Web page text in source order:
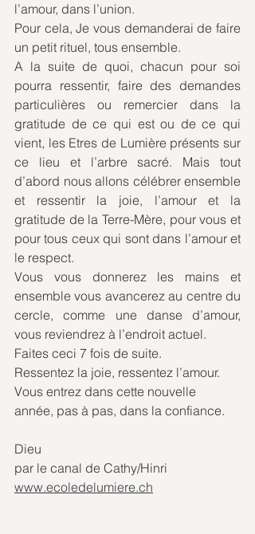
l’amour, dans l’union.
Pour cela, Je vous demanderai de faire
un petit rituel, tous ensemble.
A la suite de quoi, chacun pour soi
pourra ressentir, faire des demandes
particulières ou remercier dans la
gratitude de ce qui est ou de ce qui
vient, les Etres de Lumière présents sur
ce lieu et l’arbre sacré. Mais tout
d’abord nous allons célébrer ensemble
et ressentir la joie, l’amour et la
gratitude de la Terre-Mère, pour vous et
pour tous ceux qui sont dans l’amour et
le respect.
Vous vous donnerez les mains et
ensemble vous avancerez au centre du
cercle, comme une danse d’amour,
vous reviendrez à l’endroit actuel.
Faites ceci 7 fois de suite.
Ressentez la joie, ressentez l’amour.
Vous entrez dans cette nouvelle
année, pas à pas, dans la confiance.
Dieu
par le canal de Cathy/Hinri
www.ecoledelumiere.ch